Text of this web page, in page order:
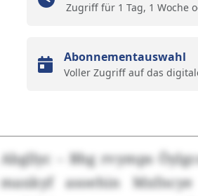
Zugriff für 1 Tag, 1 Woche
Abonnementauswahl
Voller Zugriff auf das
Abgllyc – Bhg rvymps
maxkyf asoehin